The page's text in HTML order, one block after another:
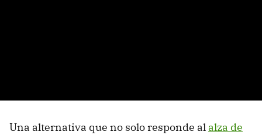
Una alternativa que no solo responde al alza de